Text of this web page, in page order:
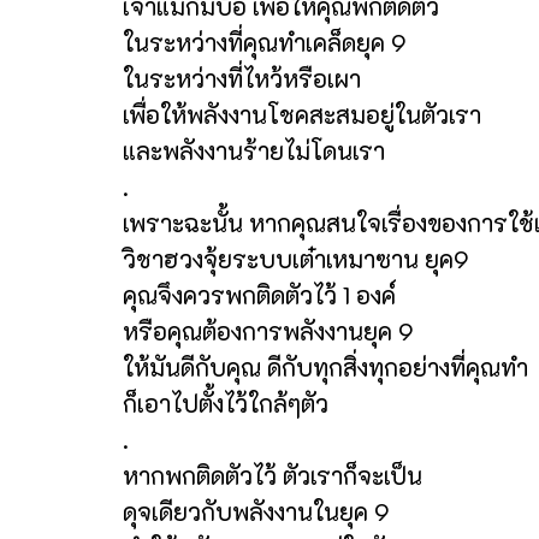
เจ้าแม่กิมบ้อ เพื่อให้คุณพกติดตัว
ในระหว่างที่คุณทำเคล็ดยุค 9
ในระหว่างที่ไหว้หรือเผา
เพื่อให้พลังงานโชคสะสมอยู่ในตัวเรา
และพลังงานร้ายไม่โดนเรา
.
เพราะฉะนั้น หากคุณสนใจเรื่องของการใช้
วิชาฮวงจุ้ยระบบเต๋าเหมาซาน ยุค9
คุณจึงควรพกติดตัวไว้ 1 องค์
หรือคุณต้องการพลังงานยุค 9
ให้มันดีกับคุณ ดีกับทุกสิ่งทุกอย่างที่คุณทำ
ก็เอาไปตั้งไว้ใกล้ๆตัว
.
หากพกติดตัวไว้ ตัวเราก็จะเป็น
ดุจเดียวกับพลังงานในยุค 9